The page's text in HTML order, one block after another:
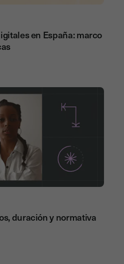
en España: marco
duración y normativa